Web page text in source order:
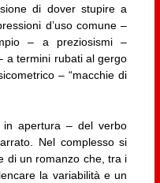
di dover stupire a
d’uso comune –
– a preziosismi –
a termini rubati al gergo
– “macchie di
in apertura – del verbo
Nel complesso si
di un romanzo che, tra i
la variabilità e un